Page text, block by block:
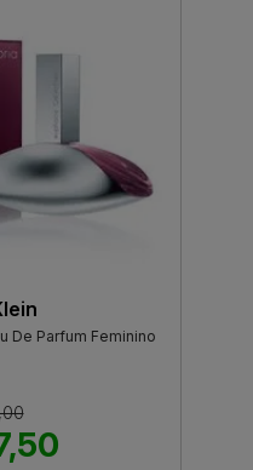
De Parfum Feminino